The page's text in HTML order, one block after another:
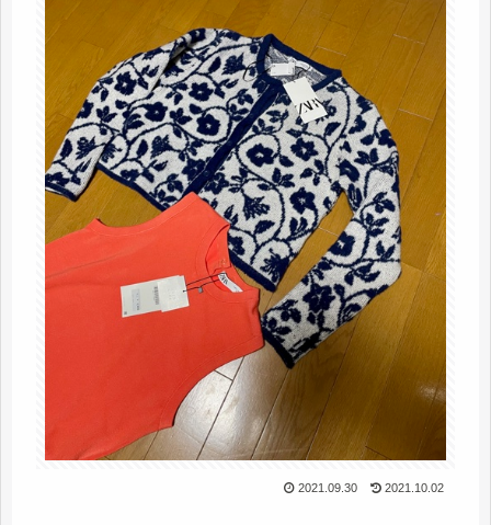
2021.09.30 2021.10.02